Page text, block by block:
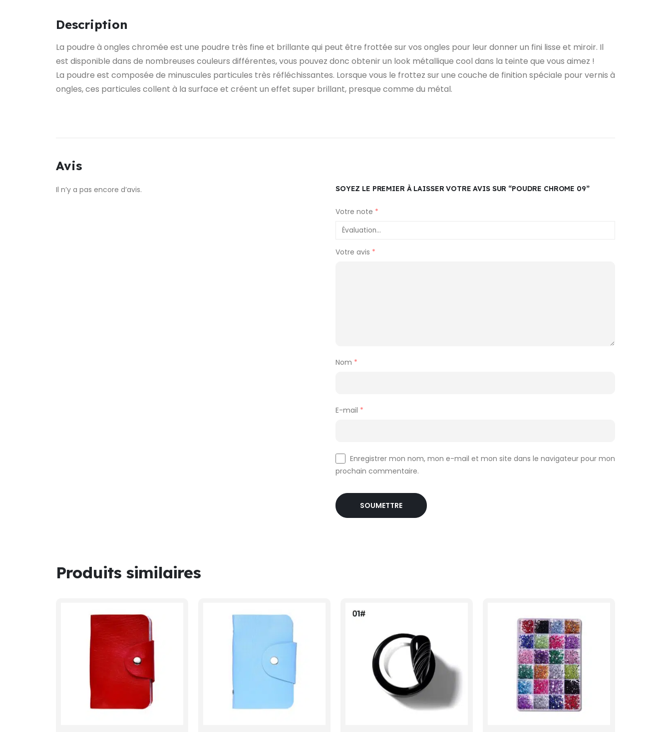
Description
La poudre à ongles chromée est une poudre très fine et brillante qui peut être frottée sur vos ongles pour leur donner un fini lisse et miroir. Il
est disponible dans de nombreuses couleurs différentes, vous pouvez donc obtenir un look métallique cool dans la teinte que vous aimez !
La poudre est composée de minuscules particules très réfléchissantes. Lorsque vous le frottez sur une couche de finition spéciale pour vernis à
ongles, ces particules collent à la surface et créent un effet super brillant, presque comme du métal.
Avis
Il n’y a pas encore d’avis. SOYEZ LE PREMIER À LAISSER VOTRE AVIS SUR “POUDRE CHROME 09”
Votre note *
Votre avis *
Nom *
E-mail *
Enregistrer mon nom, mon e-mail et mon site dans le navigateur pour mon
prochain commentaire.
Produits similaires